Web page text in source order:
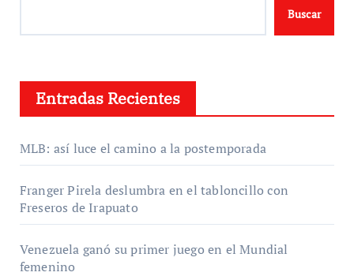
Buscar
Entradas Recientes
MLB: así luce el camino a la postemporada
Franger Pirela deslumbra en el tabloncillo con
Freseros de Irapuato
Venezuela ganó su primer juego en el Mundial
femenino